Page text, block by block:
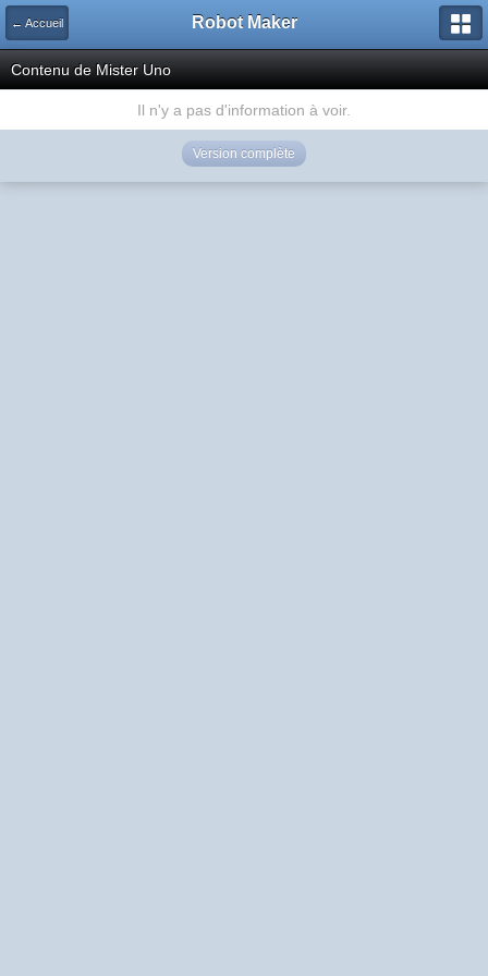
← Accueil Robot Maker
Contenu de Mister Uno
Il n'y a pas d'information à voir.
Version complète